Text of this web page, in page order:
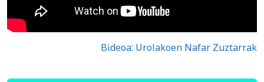
Bideoa: Urolakoen Nafar Zuztarrak